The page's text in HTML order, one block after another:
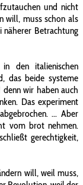
und nicht
will, muss schon als
näherer Betrachtung
den italienischen
das beide systeme
wir haben auch
Das experiment
... Aber
vom brot nehmen.
gerechtigkeit,
will, weil muss,